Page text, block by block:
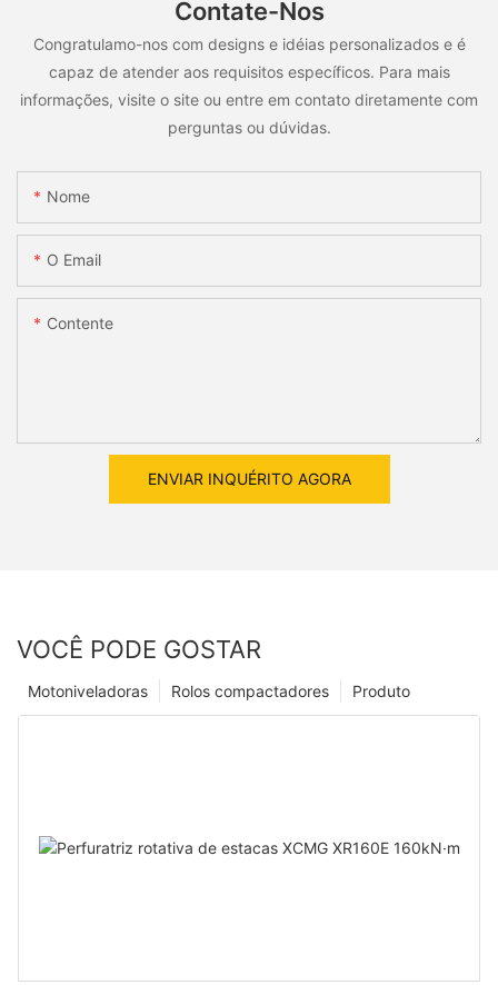
Contate-Nos
Congratulamo-nos com designs e idéias personalizados e é
capaz de atender aos requisitos específicos. Para mais
informações, visite o site ou entre em contato diretamente com
perguntas ou dúvidas.
Nome
O Email
Contente
ENVIAR INQUÉRITO AGORA
VOCÊ PODE GOSTAR
Produto
Rolos compactadores
Motoniveladoras